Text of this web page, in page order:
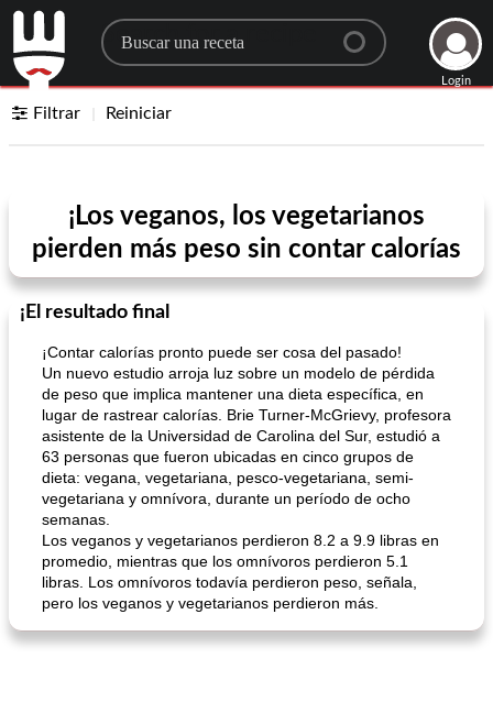
Search for a recipe
Login
Filtrar Reiniciar
¡Los veganos, los vegetarianos
pierden más peso sin contar calorías
¡El resultado final
¡Contar calorías pronto puede ser cosa del pasado!
Un nuevo estudio arroja luz sobre un modelo de pérdida
de peso que implica mantener una dieta específica, en
lugar de rastrear calorías. Brie Turner-McGrievy, profesora
asistente de la Universidad de Carolina del Sur, estudió a
63 personas que fueron ubicadas en cinco grupos de
dieta: vegana, vegetariana, pesco-vegetariana, semi-
vegetariana y omnívora, durante un período de ocho
semanas.
Los veganos y vegetarianos perdieron 8.2 a 9.9 libras en
promedio, mientras que los omnívoros perdieron 5.1
libras. Los omnívoros todavía perdieron peso, señala,
pero los veganos y vegetarianos perdieron más.